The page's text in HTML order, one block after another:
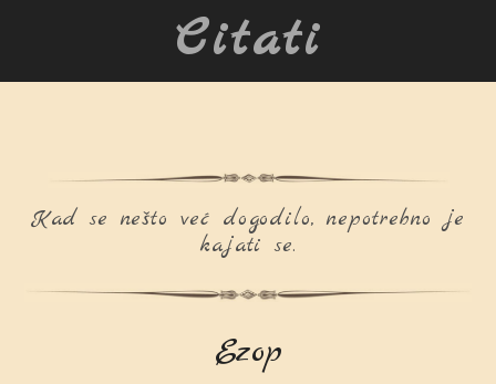
Citati
Kad se nešto već dogodilo, nepotrebno je
kajati se.
Ezop